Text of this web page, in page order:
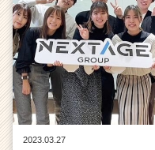
2023.03.27